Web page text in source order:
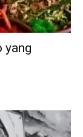
yang